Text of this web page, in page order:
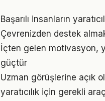
Başarılı insanların
Çevrenizden destek
İçten gelen motivasyon,
güçtür
Uzman görüşlerine açık
yaratıcılık için gerekli